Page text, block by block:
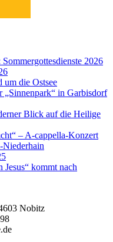
2026
um die Ostsee
„Sinnenpark“ in Garbisdorf
Blick auf die Heilige
– A-cappella-Konzert
Jesus“ kommt nach
Nobitz